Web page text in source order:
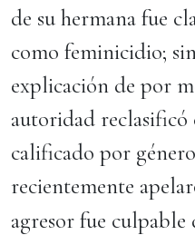
de su hermana fue
como feminicidio;
explicación de por
autoridad
calificado por
recientemente
agresor fue culpable